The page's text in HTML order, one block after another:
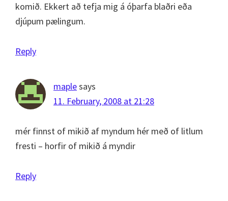
komið. Ekkert að tefja mig á óþarfa blaðri eða
djúpum pælingum.
Reply
maplesays
11. February, 2008 at 21:28
mér finnst of mikið af myndum hér með of litlum
fresti – horfir of mikið á myndir
Reply